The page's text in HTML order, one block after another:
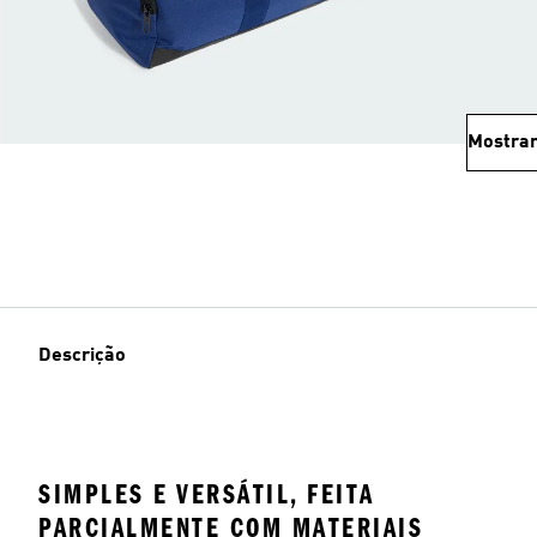
Descrição
SIMPLES E VERSÁTIL, FEITA
PARCIALMENTE COM MATERIAIS